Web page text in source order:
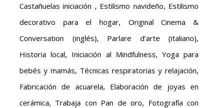
Castañuelas iniciación , Estilismo navideño, Estilismo
decorativo para el hogar, Original Cinema &
Conversation (inglés), Parlare d’arte (italiano),
Historia local, Iniciación al Mindfulness, Yoga para
bebés y mamás, Técnicas respiratorias y relajación,
Fabricación de acuarela, Elaboración de joyas en
cerámica, Trabaja con Pan de oro, Fotografía con